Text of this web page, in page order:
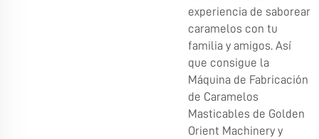
experiencia de saborear
caramelos con tu
familia y amigos. Así
que consigue la
Máquina de Fabricación
de Caramelos
Masticables de Golden
Orient Machinery y